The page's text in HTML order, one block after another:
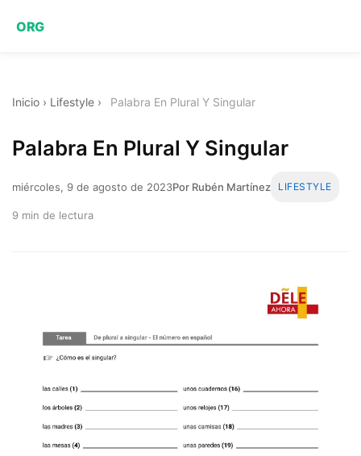
ORG
Inicio › Lifestyle › Palabra En Plural Y Singular
Palabra En Plural Y Singular
miércoles, 9 de agosto de 2023Por Rubén Martínez LIFESTYLE
9 min de lectura